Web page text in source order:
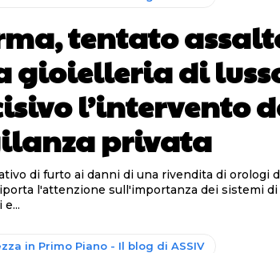
tentato
gioielleria di
l’intervento
privata
di furto ai danni di una rivendita di orologi
l'attenzione sull'importanza dei sistemi di
in Primo Piano - Il blog di ASSIV